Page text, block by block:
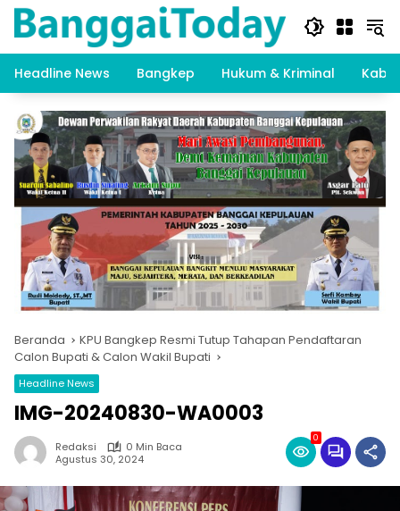
Langsung
Headline News
Bangkep Hukum & Kriminal
Beranda
KPU Bangkep Resmi Tutup Tahapan Pendaftaran
Calon Bupati & Calon Wakil Bupati
Headline News
IMG-20240830-WA0003
Redaksi
0 Min Baca
Agustus 30, 2024
0